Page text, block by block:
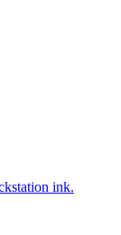
ink.